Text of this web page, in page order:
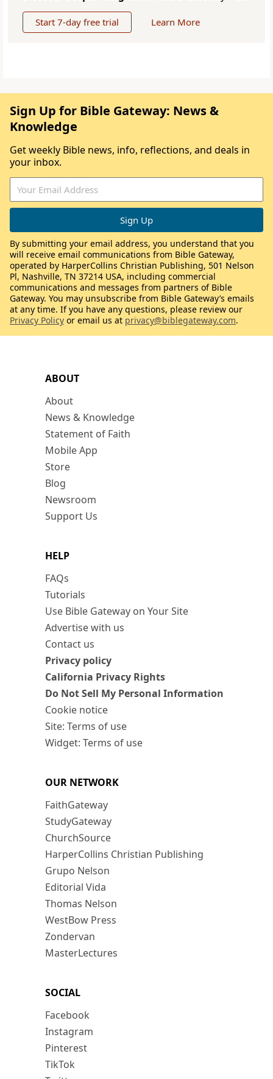
Start 7-day free trial Learn More
ABOUT
About
News & Knowledge
Statement of Faith
Mobile App
Store
Blog
Newsroom
Support Us
HELP
FAQs
Tutorials
Use Bible Gateway on Your Site
Advertise with us
Contact us
Privacy policy
California Privacy Rights
Do Not Sell My Personal Information
Cookie notice
Site: Terms of use
Widget: Terms of use
OUR NETWORK
FaithGateway
StudyGateway
ChurchSource
HarperCollins Christian Publishing
Grupo Nelson
Editorial Vida
Thomas Nelson
WestBow Press
Zondervan
MasterLectures
SOCIAL
Facebook
Instagram
Pinterest
TikTok
Sign Up for Bible Gateway: News &
Knowledge
Get weekly Bible news, info, reflections, and deals in
your inbox.
By submitting your email address, you understand that you
will receive email communications from Bible Gateway,
operated by HarperCollins Christian Publishing, 501 Nelson
Pl, Nashville, TN 37214 USA, including commercial
communications and messages from partners of Bible
Gateway. You may unsubscribe from Bible Gateway’s emails
at any time. If you have any questions, please review our
Privacy Policy or email us at privacy@biblegateway.com.